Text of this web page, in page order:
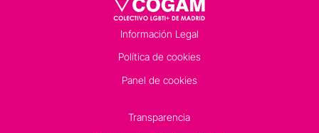
Información Legal
Política de cookies
Panel de cookies
Transparencia